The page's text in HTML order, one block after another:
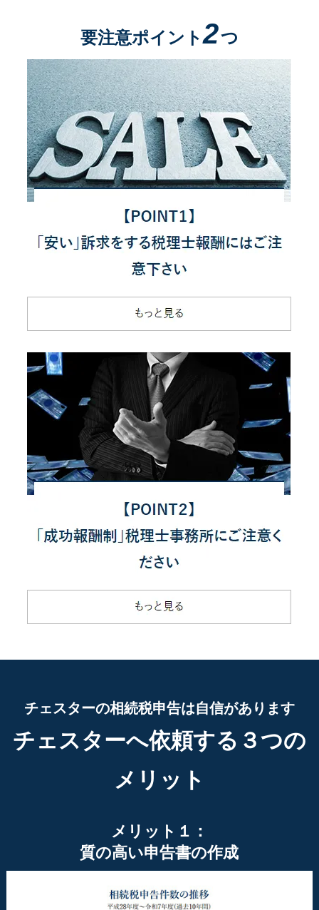
要注意ポイント2つ
チェスターの相続税申告は自信があります
チェスターへ依頼する３つの
メリット
メリット１：
質の高い申告書の作成